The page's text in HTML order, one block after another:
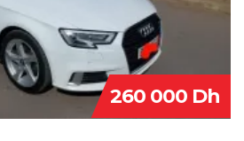
260 000 Dh